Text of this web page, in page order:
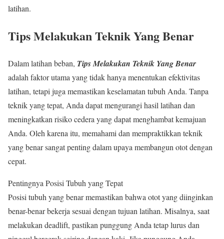
latihan.
Tips Melakukan Teknik Yang Benar
Dalam latihan beban, Tips Melakukan Teknik Yang Benar
adalah faktor utama yang tidak hanya menentukan efektivitas
latihan, tetapi juga memastikan keselamatan tubuh Anda. Tanpa
teknik yang tepat, Anda dapat mengurangi hasil latihan dan
meningkatkan risiko cedera yang dapat menghambat kemajuan
Anda. Oleh karena itu, memahami dan mempraktikkan teknik
yang benar sangat penting dalam upaya membangun otot dengan
cepat.
Pentingnya Posisi Tubuh yang Tepat
Posisi tubuh yang benar memastikan bahwa otot yang diinginkan
benar-benar bekerja sesuai dengan tujuan latihan. Misalnya, saat
melakukan deadlift, pastikan punggung Anda tetap lurus dan